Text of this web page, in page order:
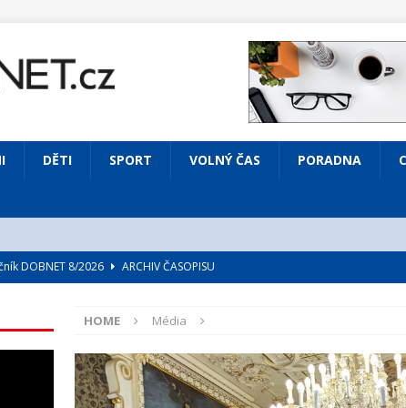
DĚTI SPORT VOLNÝ ČAS PORADNA
DOBNET 8/2026
ARCHIV ČASOPISU
Slavoj, vždycky Slavoj!
VOLNÝ ČAS
Liteň rozezní hvězdně obsazená Prodaná nevěsta
KULTURA
zážitek: mexické belcanto ve Všenorech KULTURA
HOME Média